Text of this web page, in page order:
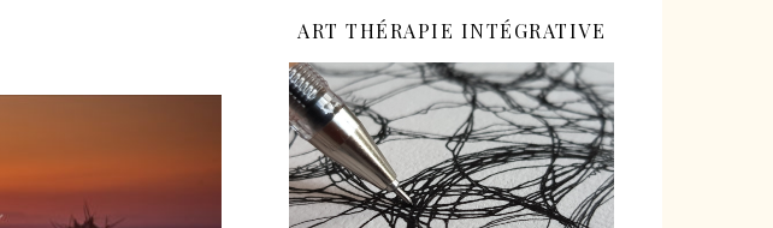
ART THÉRAPIE INTÉGRATIVE